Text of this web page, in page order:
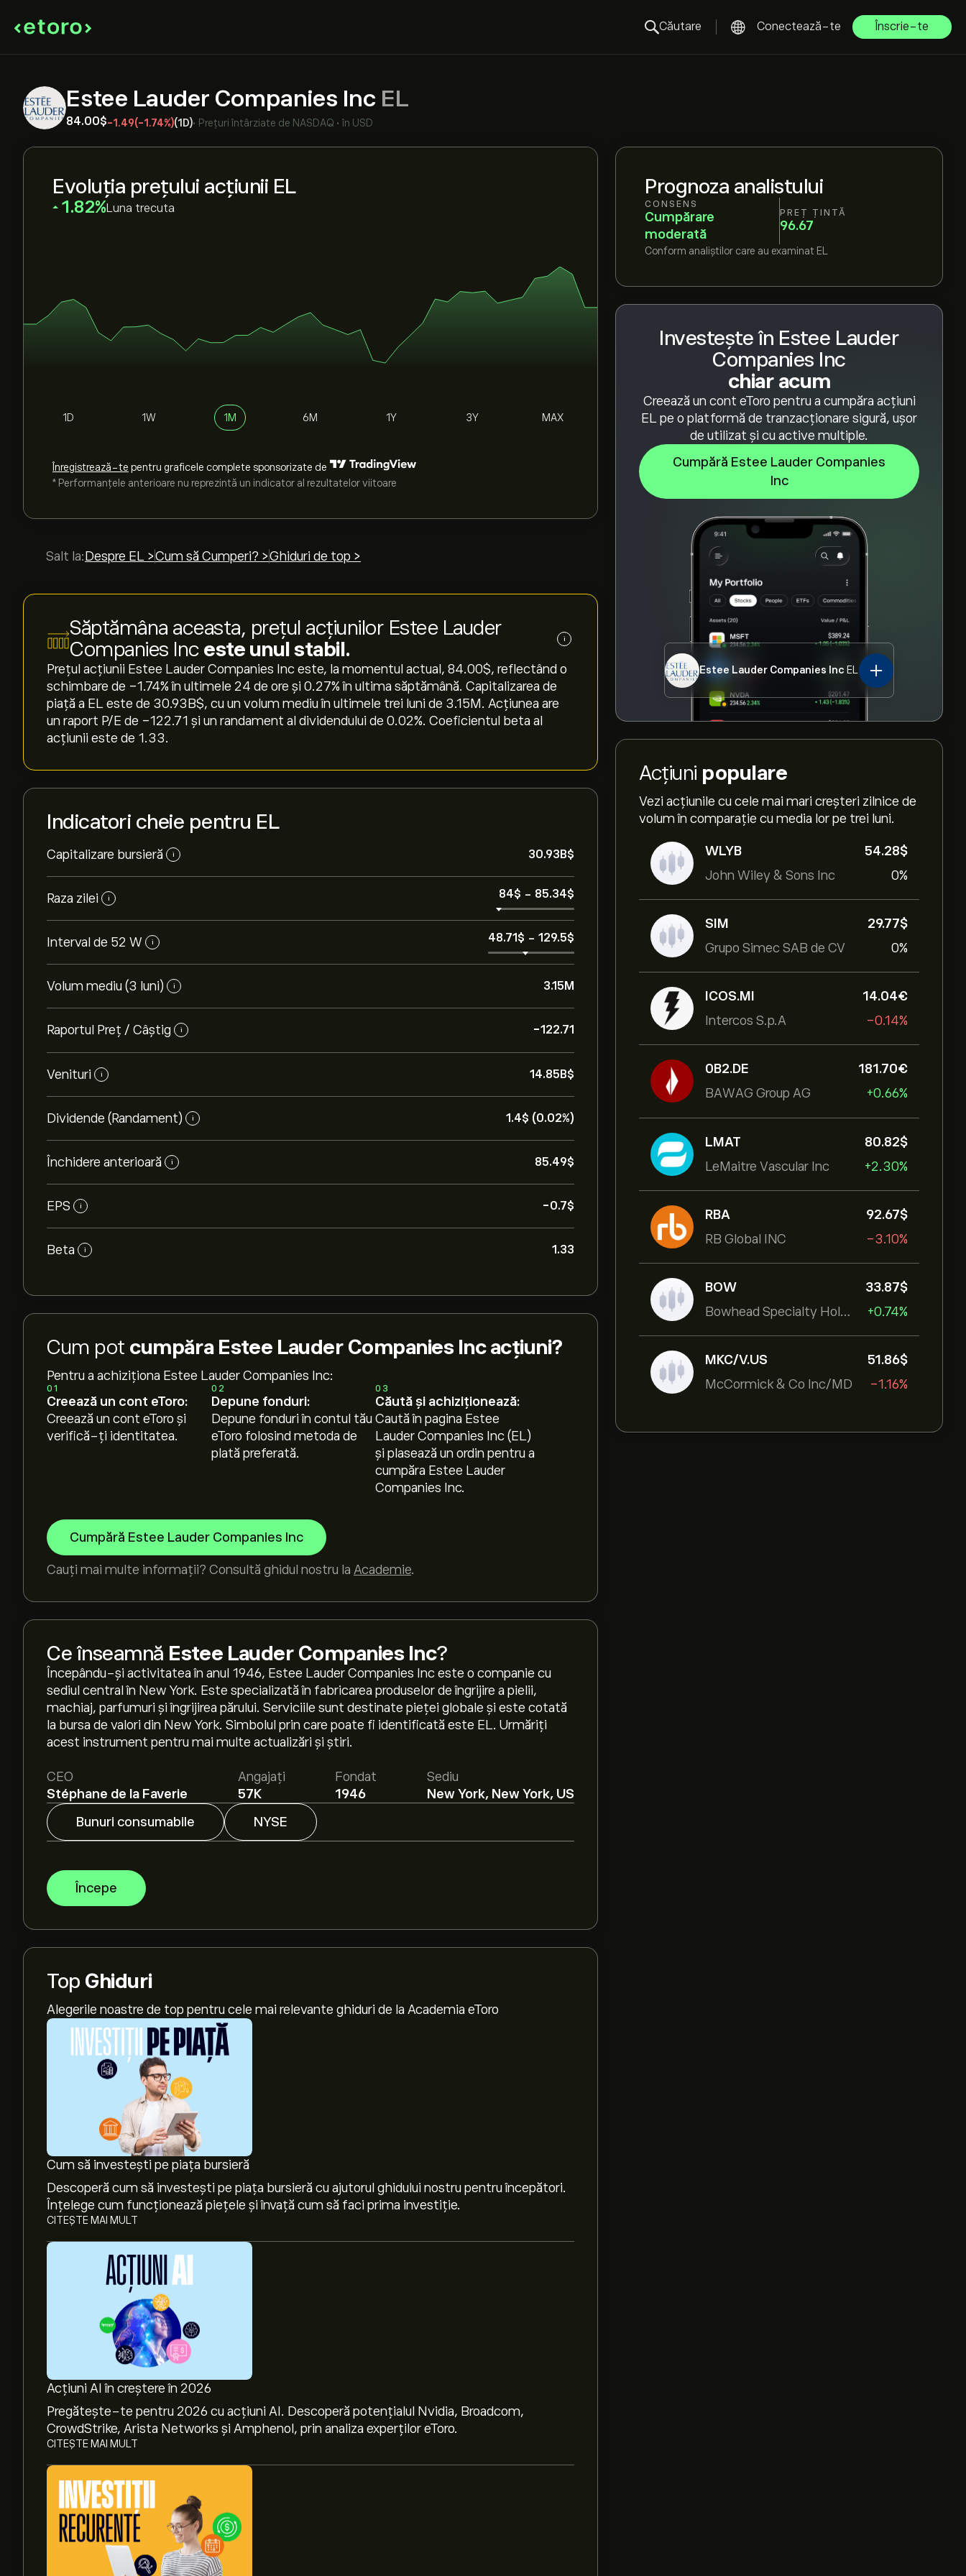
Căutare Conectează-te Înscrie-te
Estee Lauder Companies Inc EL
84.00‎$‎-1.49(-1.74%)(1D)• Prețuri întârziate de NASDAQ • în USD
Prognoza analistului
CONSENS
Cumpărare
moderată
PREȚ ȚINTĂ
96.67
Conform analiștilor care au examinat EL
Investește în Estee Lauder
Companies Inc
chiar acum
Creează un cont eToro pentru a cumpăra acțiuni
EL pe o platformă de tranzacționare sigură, ușor
de utilizat și cu active multiple.
Cumpără Estee Lauder Companies
Inc
Estee Lauder Companies Inc EL
Acțiuni populare
Vezi acțiunile cu cele mai mari creșteri zilnice de
volum în comparație cu media lor pe trei luni.
WLYB
John Wiley & Sons Inc
54.28‎$‎
0%
SIM
Grupo Simec SAB de CV
29.77‎$‎
0%
ICOS.MI
Intercos S.p.A
14.04‎€‎
-0.14%
0B2.DE
BAWAG Group AG
181.70‎€‎
+0.66%
LMAT
LeMaitre Vascular Inc
80.82‎$‎
+2.30%
RBA
RB Global INC
92.67‎$‎
-3.10%
BOW
Bowhead Specialty Holdings Inc
33.87‎$‎
+0.74%
MKC/V.US
McCormick & Co Inc/MD
51.86‎$‎
-1.16%
Evoluția prețului acțiunii EL
‎1.82‎ Luna trecuta
1D 1W 1M 6M 1Y 3Y MAX
Înregistrează-te pentru graficele complete sponsorizate de
* Performanțele anterioare nu reprezintă un indicator al rezultatelor viitoare
Salt la: Despre EL >Cum să Cumperi? >Ghiduri de top >
Săptămâna aceasta, prețul acțiunilor Estee Lauder
Companies Inc este unul stabil. i
Prețul acțiunii Estee Lauder Companies Inc este, la momentul actual, 84.00‎$‎, reflectând o
schimbare de ‎-1.74‎% în ultimele 24 de ore și ‎0.27‎% în ultima săptămână. Capitalizarea de
piață a EL este de 30.93B‎$‎, cu un volum mediu în ultimele trei luni de 3.15M. Acțiunea are
un raport P/E de -122.71 și un randament al dividendului de 0.02%. Coeficientul beta al
acțiunii este de 1.33.
Indicatori cheie pentru EL
Capitalizare bursieră i 30.93B‎$‎
Raza zilei i 84‎$‎ - 85.34‎$‎
Interval de 52 W i 48.71‎$‎ - 129.5‎$‎
Volum mediu (3 luni) i 3.15M
Raportul Preț / Câștig i -122.71
Venituri i 14.85B‎$‎
Dividende (Randament) i 1.4‎$‎ (0.02%)
Închidere anterioară i 85.49‎$‎
EPS i -0.7‎$‎
Beta i 1.33
Cum pot cumpăra Estee Lauder Companies Inc acțiuni?
Pentru a achiziționa Estee Lauder Companies Inc:
01
Creează un cont eToro:
Creează un cont eToro și
verifică-ți identitatea.
02
Depune fonduri:
Depune fonduri în contul tău
eToro folosind metoda de
plată preferată.
03
Căută și achiziționează:
Caută în pagina Estee
Lauder Companies Inc (EL)
și plasează un ordin pentru a
cumpăra Estee Lauder
Companies Inc.
Cumpără Estee Lauder Companies Inc
Cauți mai multe informații? Consultă ghidul nostru la Academie.
Ce înseamnă Estee Lauder Companies Inc?
Începându-și activitatea în anul 1946, Estee Lauder Companies Inc este o companie cu
sediul central în New York. Este specializată în fabricarea produselor de îngrijire a pielii,
machiaj, parfumuri și îngrijirea părului. Serviciile sunt destinate pieței globale și este cotată
la bursa de valori din New York. Simbolul prin care poate fi identificată este EL. Urmăriți
acest instrument pentru mai multe actualizări și știri.
CEO
Stéphane de la Faverie
Angajați
57K
Fondat
1946
Sediu
New York, New York, US
Bunuri consumabile
NYSE
Începe
Top Ghiduri
Alegerile noastre de top pentru cele mai relevante ghiduri de la Academia eToro
Cum să investești pe piața bursieră
Descoperă cum să investești pe piața bursieră cu ajutorul ghidului nostru pentru începători.
Înțelege cum funcționează piețele și învață cum să faci prima investiție.
CITEȘTE MAI MULT
Acțiuni AI în creștere în 2026
Pregătește-te pentru 2026 cu acțiuni AI. Descoperă potențialul Nvidia, Broadcom,
CrowdStrike, Arista Networks și Amphenol, prin analiza experților eToro.
CITEȘTE MAI MULT
Prețul actual al acțiunilor EL este 84.00‎$‎.